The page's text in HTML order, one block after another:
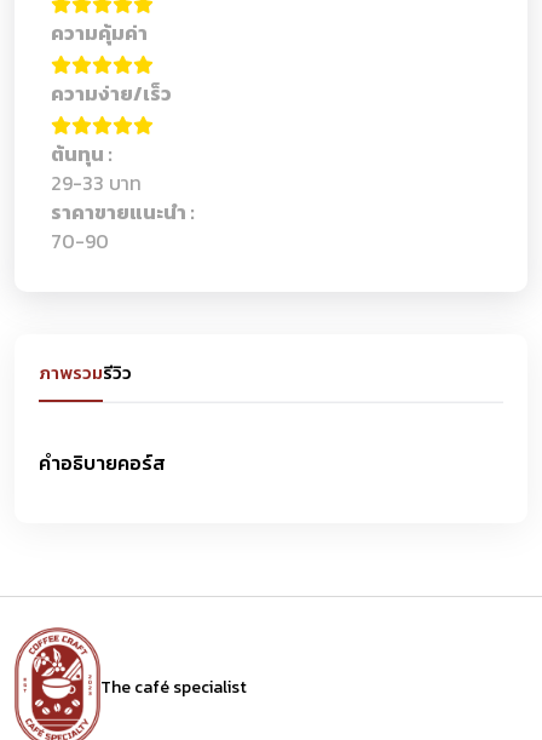
ภาพรวมรีวิว
คำอธิบายคอร์ส
ความคุ้มค่า
ความง่าย/เร็ว
ต้นทุน :
29-33 บาท
ราคาขายแนะนำ :
70-90
The café specialist